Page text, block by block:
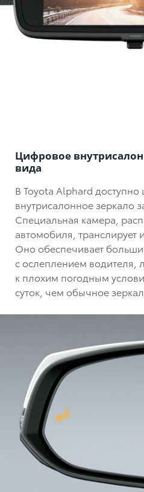
Цифровое
вида
В Toyota Alphard
внутрисалонное зеркало
Специальная камера,
автомобиля, транслирует
Оно обеспечивает
с ослеплением водителя,
к плохим погодным
суток, чем обычное